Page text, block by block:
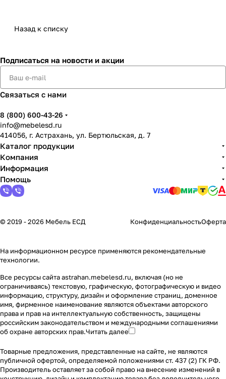
Назад к списку
Подписаться на новости и акции
Связаться с нами
8 (800) 600-43-26
info@mebelesd.ru
414056, г. Астрахань, ул. Бертюльская, д. 7
Каталог продукции
Компания
Информация
Помощь
© 2019 - 2026 Мебель ЕСД КонфиденциальностьОферта
На информационном ресурсе применяются рекомендательные
технологии.
Все ресурсы сайта astrahan.mebelesd.ru, включая (но не
ограничиваясь) текстовую, графическую, фотографическую и видео
информацию, структуру, дизайн и оформление страниц, доменное
имя, фирменное наименование являются объектами авторского
права и прав на интеллектуальную собственность, защищены
российским законодательством и международными соглашениями
об охране авторских прав.Читать далее
Товарные предложения, представленные на сайте, не являются
публичной офертой, определяемой положениями ст. 437 (2) ГК РФ.
Производитель оставляет за собой право на внесение изменений в